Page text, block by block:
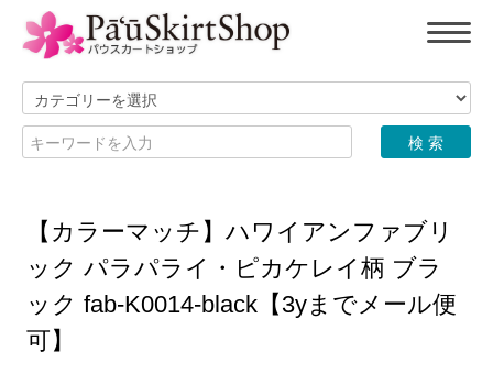
【カラーマッチ】ハワイアンファブリ
ック パラパライ・ピカケレイ柄 ブラ
ック fab-K0014-black【3yまでメール便
可】